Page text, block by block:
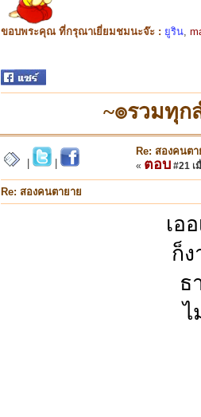
ขอบพระคุณ ที่กรุณาเยี่ยมชมนะจ๊ะ : ยูริน
~๏รวมทุ
Re: สองคนต
« ตอบ #21 เ
Re: สองคนตายาย
เอ
ก็
ธ
ไ